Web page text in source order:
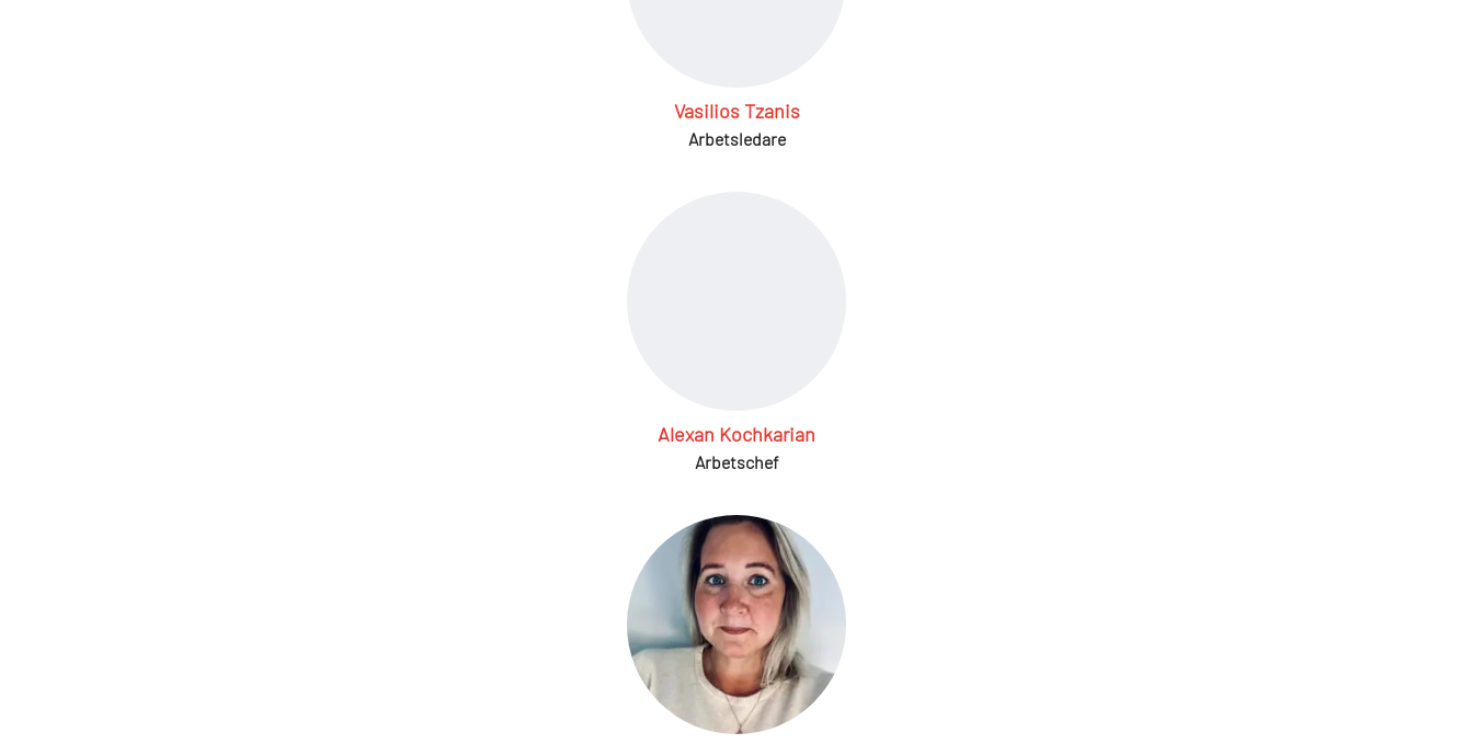
Vasilios Tzanis
Arbetsledare
Alexan Kochkarian
Arbetschef